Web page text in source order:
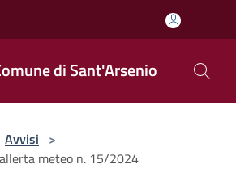
di Sant'Arsenio
Avvisi >
meteo n. 15/2024